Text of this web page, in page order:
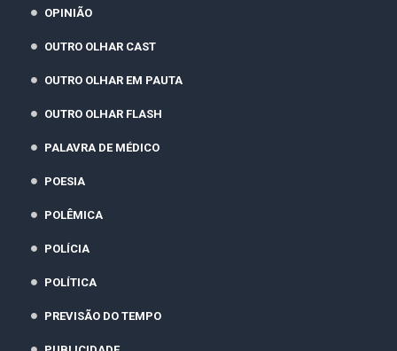
OPINIÃO
OUTRO OLHAR CAST
OUTRO OLHAR EM PAUTA
OUTRO OLHAR FLASH
PALAVRA DE MÉDICO
POESIA
POLÊMICA
POLÍCIA
POLÍTICA
PREVISÃO DO TEMPO